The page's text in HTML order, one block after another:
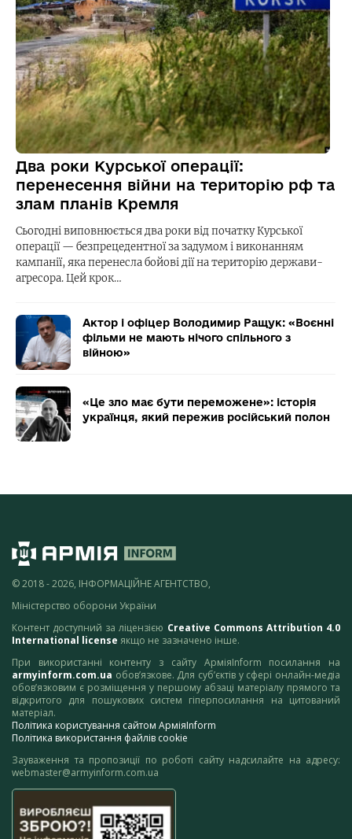
Два роки Курської операції:
перенесення війни на територію рф та
злам планів Кремля
Сьогодні виповнюється два роки від початку Курської
операції — безпрецедентної за задумом і виконанням
кампанії, яка перенесла бойові дії на територію держави-
агресора. Цей крок…
Актор і офіцер Володимир Ращук: «Воєнні
фільми не мають нічого спільного з
війною»
«Це зло має бути переможене»: історія
українця, який пережив російський полон
© 2018 - 2026, ІНФОРМАЦІЙНЕ АГЕНТСТВО,
Міністерство оборони України
Контент доступний за ліцензією Creative Commons Attribution 4.0
International license якщо не зазначено інше.
При використанні контенту з сайту АрміяInform посилання на
armyinform.com.ua обов’язкове. Для суб’єктів у сфері онлайн-медіа
обов’язковим є розміщення у першому абзаці матеріалу прямого та
відкритого для пошукових систем гіперпосилання на цитований
матеріал.
Політика користування сайтом АрміяInform
Політика використання файлів cookie
Зауваження та пропозиції по роботі сайту надсилайте на адресу:
webmaster@armyinform.com.ua